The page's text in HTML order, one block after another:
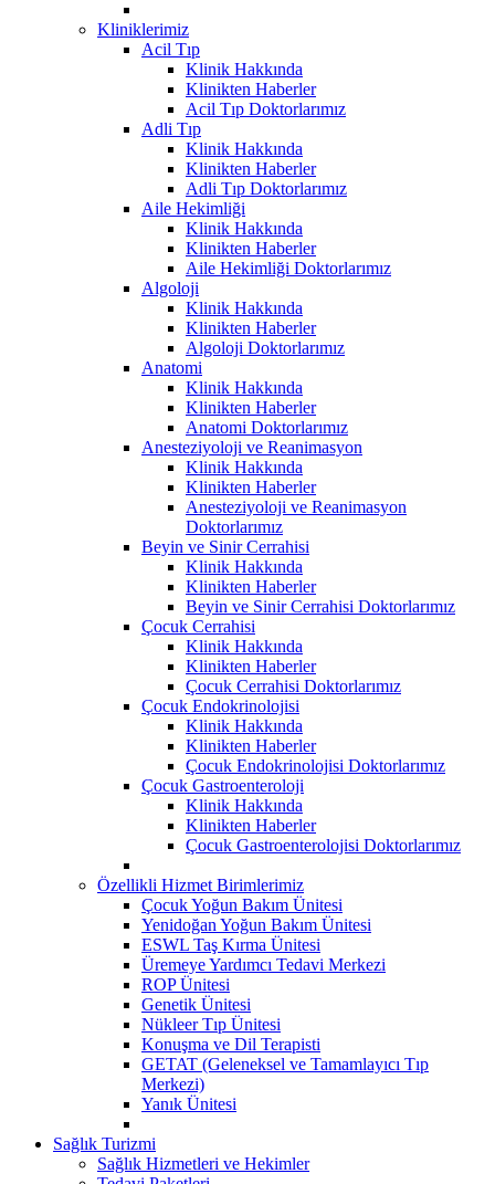
Kliniklerimiz
Acil Tıp
Klinik Hakkında
Klinikten Haberler
Acil Tıp Doktorlarımız
Adli Tıp
Klinik Hakkında
Klinikten Haberler
Adli Tıp Doktorlarımız
Aile Hekimliği
Klinik Hakkında
Klinikten Haberler
Aile Hekimliği Doktorlarımız
Algoloji
Klinik Hakkında
Klinikten Haberler
Algoloji Doktorlarımız
Anatomi
Klinik Hakkında
Klinikten Haberler
Anatomi Doktorlarımız
Anesteziyoloji ve Reanimasyon
Klinik Hakkında
Klinikten Haberler
Anesteziyoloji ve Reanimasyon
Doktorlarımız
Beyin ve Sinir Cerrahisi
Klinik Hakkında
Klinikten Haberler
Beyin ve Sinir Cerrahisi Doktorlarımız
Çocuk Cerrahisi
Klinik Hakkında
Klinikten Haberler
Çocuk Cerrahisi Doktorlarımız
Çocuk Endokrinolojisi
Klinik Hakkında
Klinikten Haberler
Çocuk Endokrinolojisi Doktorlarımız
Çocuk Gastroenteroloji
Klinik Hakkında
Klinikten Haberler
Çocuk Gastroenterolojisi Doktorlarımız
Özellikli Hizmet Birimlerimiz
Çocuk Yoğun Bakım Ünitesi
Yenidoğan Yoğun Bakım Ünitesi
ESWL Taş Kırma Ünitesi
Üremeye Yardımcı Tedavi Merkezi
ROP Ünitesi
Genetik Ünitesi
Nükleer Tıp Ünitesi
Konuşma ve Dil Terapisti
GETAT (Geleneksel ve Tamamlayıcı Tıp
Merkezi)
Yanık Ünitesi
Sağlık Turizmi
Sağlık Hizmetleri ve Hekimler